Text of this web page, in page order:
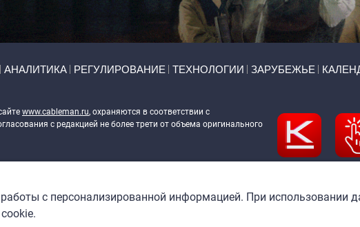
АНАЛИТИКА РЕГУЛИРОВАНИЕ ТЕХНОЛОГИИ ЗАРУБЕЖЬЕ
www.cableman.ru, охраняются в соответствии с
с редакцией не более трети от объема оригинального
с персонализированной информацией. При использовании